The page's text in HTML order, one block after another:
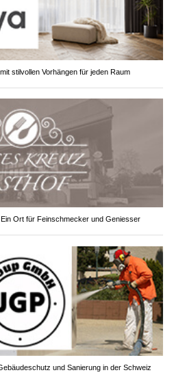
stilvollen Vorhängen für jeden Raum
Ort für Feinschmecker und Geniesser
und Sanierung in der Schweiz